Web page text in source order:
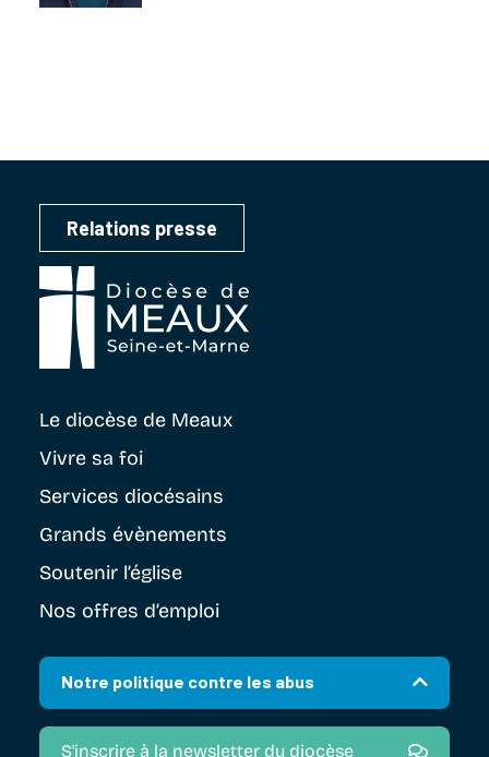
Relations presse
Le diocèse de Meaux
Vivre sa foi
Services diocésains
Grands évènements
Soutenir l’église
Nos offres d’emploi
Notre politique contre les abus
S'inscrire à la newsletter du diocèse